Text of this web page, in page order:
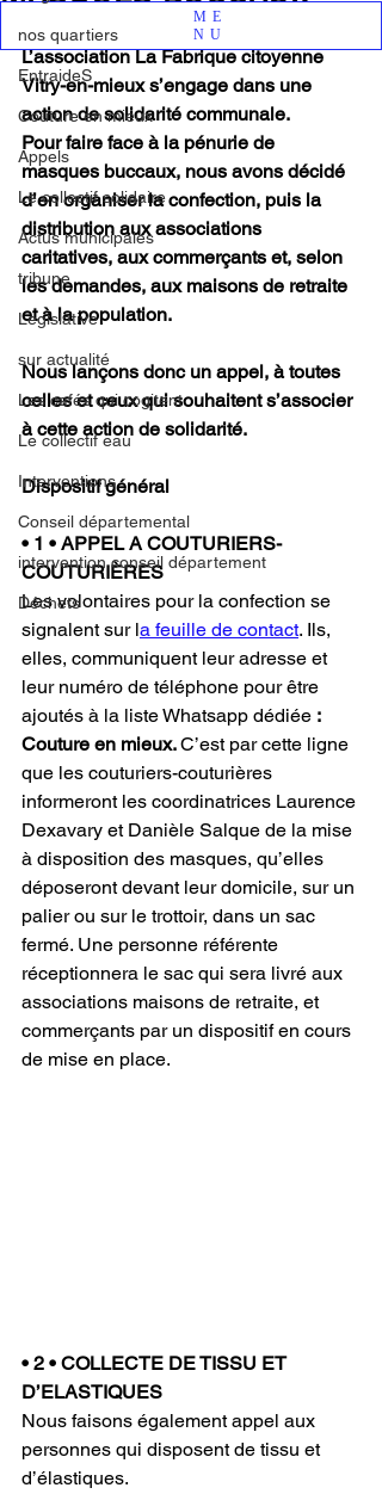
ME
NU
nos quartiers
EntraideS
Couture en mieux
Appels
Le collectif solidaire
Actus municipales
tribune
Legislative
sur actualité
Les cafés qui cogitent
Le collectif eau
Interventions
Conseil départemental
intervention conseil département
Déchets
L’association La Fabrique citoyenne
Vitry-en-mieux s’engage dans une
action de solidarité communale.
Pour faire face à la pénurie de
masques buccaux, nous avons décidé
d’en organiser la confection, puis la
distribution aux associations
caritatives, aux commerçants et, selon
les demandes, aux maisons de retraite
et à la population.
Nous lançons donc un appel, à toutes
celles et ceux qui souhaitent s’associer
à cette action de solidarité.
Dispositif général
• 1 • APPEL A COUTURIERS-
COUTURIÈRES
Les volontaires pour la confection se
signalent sur la feuille de contact. Ils,
elles, communiquent leur adresse et
leur numéro de téléphone pour être
ajoutés à la liste Whatsapp dédiée :
Couture en mieux. C’est par cette ligne
que les couturiers-couturières
informeront les coordinatrices Laurence
Dexavary et Danièle Salque de la mise
à disposition des masques, qu’elles
déposeront devant leur domicile, sur un
palier ou sur le trottoir, dans un sac
fermé. Une personne référente
réceptionnera le sac qui sera livré aux
associations maisons de retraite, et
commerçants par un dispositif en cours
de mise en place.
• 2 • COLLECTE DE TISSU ET
D’ELASTIQUES
Nous faisons également appel aux
personnes qui disposent de tissu et
d’élastiques.